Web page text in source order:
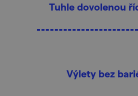
Tuhle dovolenou
Výlety bez